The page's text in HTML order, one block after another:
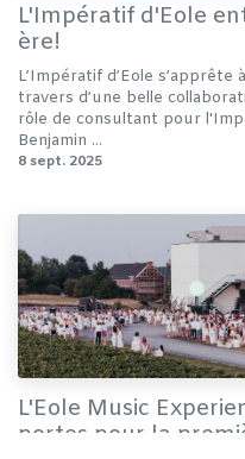
L'Impératif d'Eole
ère!
L’Impératif d’Eole
travers d’une belle
rôle de consultant pour
Benjamin ...
8 sept. 2025
L'Eole Music
portes pour la